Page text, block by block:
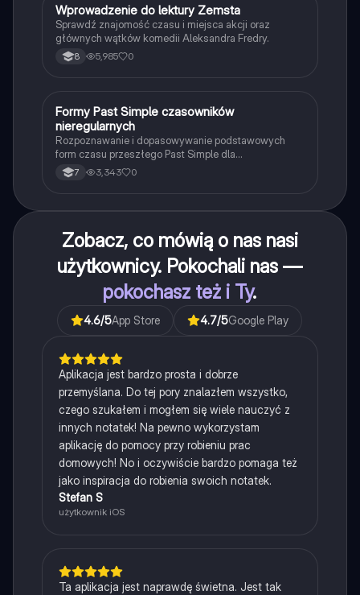
WJęzyk polski
Wprowadzenie do lektury Zemsta
Sprawdź znajomość czasu i miejsca akcji oraz
głównych wątków komedii Aleksandra Fredry.
8 5,985 0
FJęzyk angielski
Formy Past Simple czasowników
nieregularnych
Rozpoznawanie i dopasowywanie podstawowych
form czasu przeszłego Past Simple dla
najpopularniejszych czasowników nieregularnych.
7 3,343 0
Zobacz, co mówią o nas nasi
użytkownicy. Pokochali nas —
pokochasz też i Ty.
4.6/5App Store 4.7/5Google Play
Aplikacja jest bardzo prosta i dobrze
przemyślana. Do tej pory znalazłem wszystko,
czego szukałem i mogłem się wiele nauczyć z
innych notatek! Na pewno wykorzystam
aplikację do pomocy przy robieniu prac
domowych! No i oczywiście bardzo pomaga też
jako inspiracja do robienia swoich notatek.
Stefan S
użytkownik iOS
Ta aplikacja jest naprawdę świetna. Jest tak